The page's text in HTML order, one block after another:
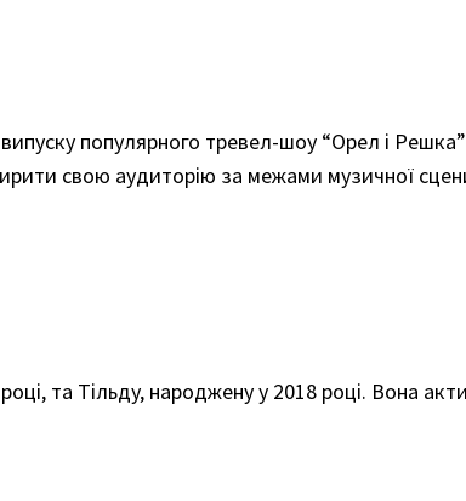
популярного тревел-шоу “Орел і
свою аудиторію за межами музичної
та Тільду, народжену у 2018 році. Вона